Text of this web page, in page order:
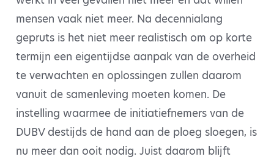
mensen vaak niet meer. Na decennialang
gepruts is het niet meer realistisch om op korte
termijn een eigentijdse aanpak van de overheid
te verwachten en oplossingen zullen daarom
vanuit de samenleving moeten komen. De
instelling waarmee de initiatiefnemers van de
DUBV destijds de hand aan de ploeg sloegen, is
nu meer dan ooit nodig. Juist daarom blijft